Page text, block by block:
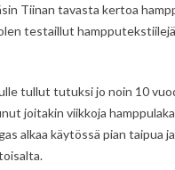
Tiinan tavasta kertoa
testaillut
tullut tutuksi jo noin 10
joitakin viikkoja
alkaa käytössä pian taipua